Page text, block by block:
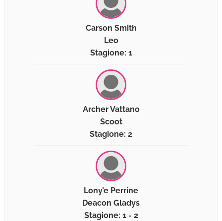
Carson Smith
Leo
Stagione: 1
Archer Vattano
Scoot
Stagione: 2
Lony’e Perrine
Deacon Gladys
Stagione: 1 - 2